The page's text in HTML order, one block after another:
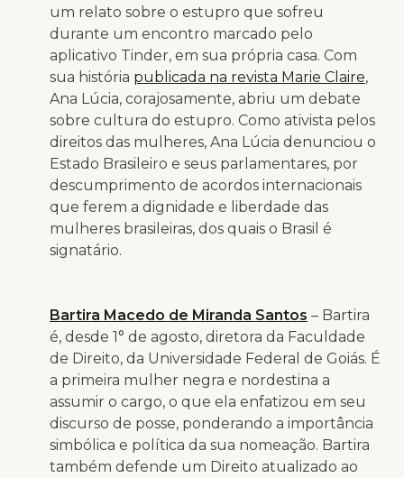
um relato sobre o estupro que sofreu
durante um encontro marcado pelo
aplicativo Tinder, em sua própria casa. Com
sua história publicada na revista Marie Claire,
Ana Lúcia, corajosamente, abriu um debate
sobre cultura do estupro. Como ativista pelos
direitos das mulheres, Ana Lúcia denunciou o
Estado Brasileiro e seus parlamentares, por
descumprimento de acordos internacionais
que ferem a dignidade e liberdade das
mulheres brasileiras, dos quais o Brasil é
signatário.
Bartira Macedo de Miranda Santos – Bartira
é, desde 1° de agosto, diretora da Faculdade
de Direito, da Universidade Federal de Goiás. É
a primeira mulher negra e nordestina a
assumir o cargo, o que ela enfatizou em seu
discurso de posse, ponderando a importância
simbólica e política da sua nomeação. Bartira
também defende um Direito atualizado ao